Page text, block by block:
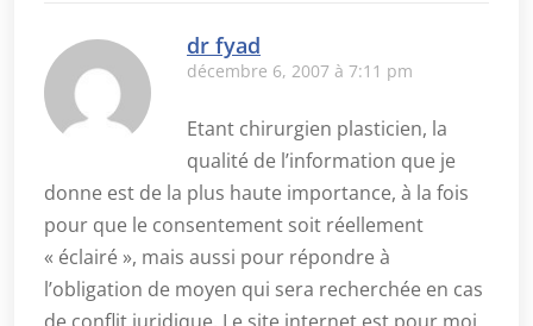
dr fyad
décembre 6, 2007 à 7:11 pm
Etant chirurgien plasticien, la
qualité de l’information que je
donne est de la plus haute importance, à la fois
pour que le consentement soit réellement
« éclairé », mais aussi pour répondre à
l’obligation de moyen qui sera recherchée en cas